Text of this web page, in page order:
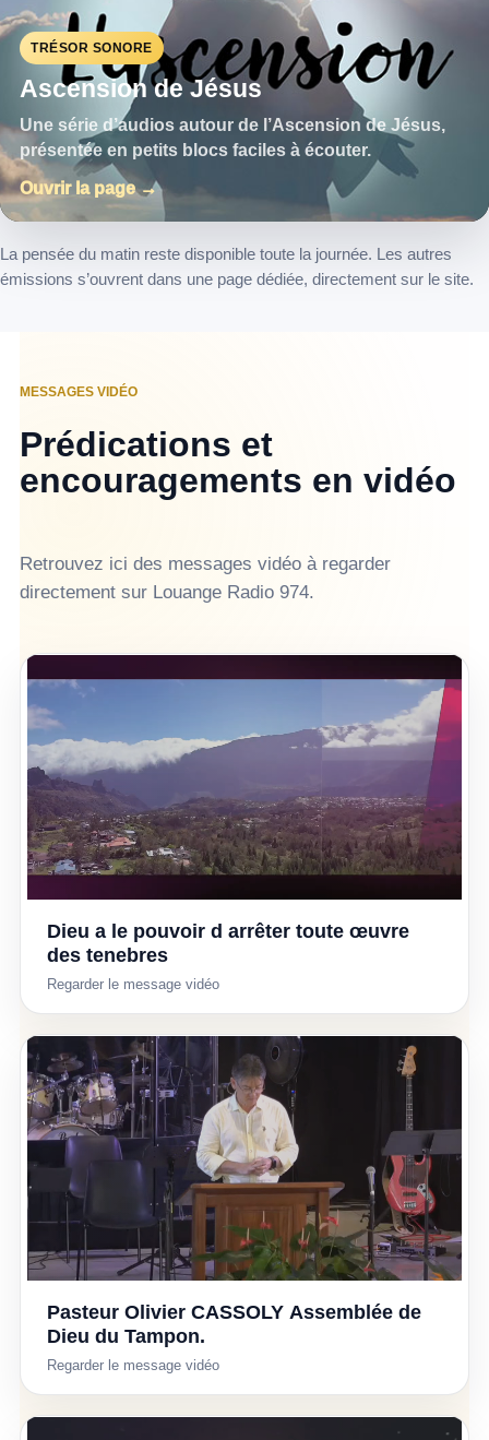
TRÉSOR SONORE
Ascension de Jésus
Une série d’audios autour de l’Ascension de Jésus,
présentée en petits blocs faciles à écouter.
Ouvrir la page →
La pensée du matin reste disponible toute la journée. Les autres
émissions s’ouvrent dans une page dédiée, directement sur le site.
MESSAGES VIDÉO
Prédications et
encouragements en vidéo
Retrouvez ici des messages vidéo à regarder
directement sur Louange Radio 974.
▶
Dieu a le pouvoir d arrêter toute œuvre
des tenebres
Regarder le message vidéo
▶
Pasteur Olivier CASSOLY Assemblée de
Dieu du Tampon.
Regarder le message vidéo